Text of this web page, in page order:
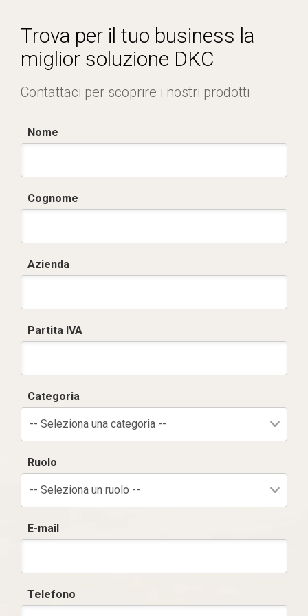
Trova per il tuo business la
miglior soluzione DKC
Contattaci per scoprire i nostri prodotti
Nome
Cognome
Azienda
Partita IVA
Categoria
-- Seleziona una categoria --
Ruolo
-- Seleziona un ruolo --
E-mail
Telefono